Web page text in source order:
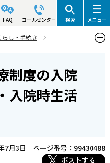
FAQ コールセンター 検索 メニュー
らし・手続き
費・入院時生活療養費の支給
制度の入院
入院時生活
7月3日
ページ番号：99430488
ポストする